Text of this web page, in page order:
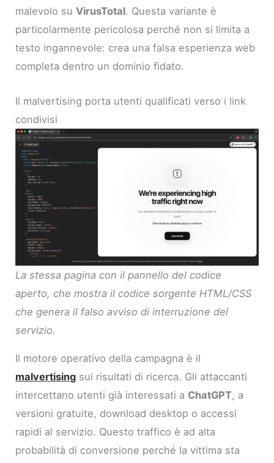
malevolo suVirusTotal. Questa variante è
particolarmente pericolosa perché non si limita a
testo ingannevole: crea una falsa esperienza web
completa dentro un dominio fidato.
Il malvertising porta utenti qualificati verso i link
condivisi
La stessa pagina con il pannello del codice
aperto, che mostra il codice sorgente HTML/CSS
che genera il falso avviso di interruzione del
servizio.
Il motore operativo della campagna è il
malvertising sui risultati di ricerca. Gli attaccanti
intercettano utenti già interessati a ChatGPT, a
versioni gratuite, download desktop o accessi
rapidi al servizio. Questo traffico è ad alta
probabilità di conversione perché la vittima sta